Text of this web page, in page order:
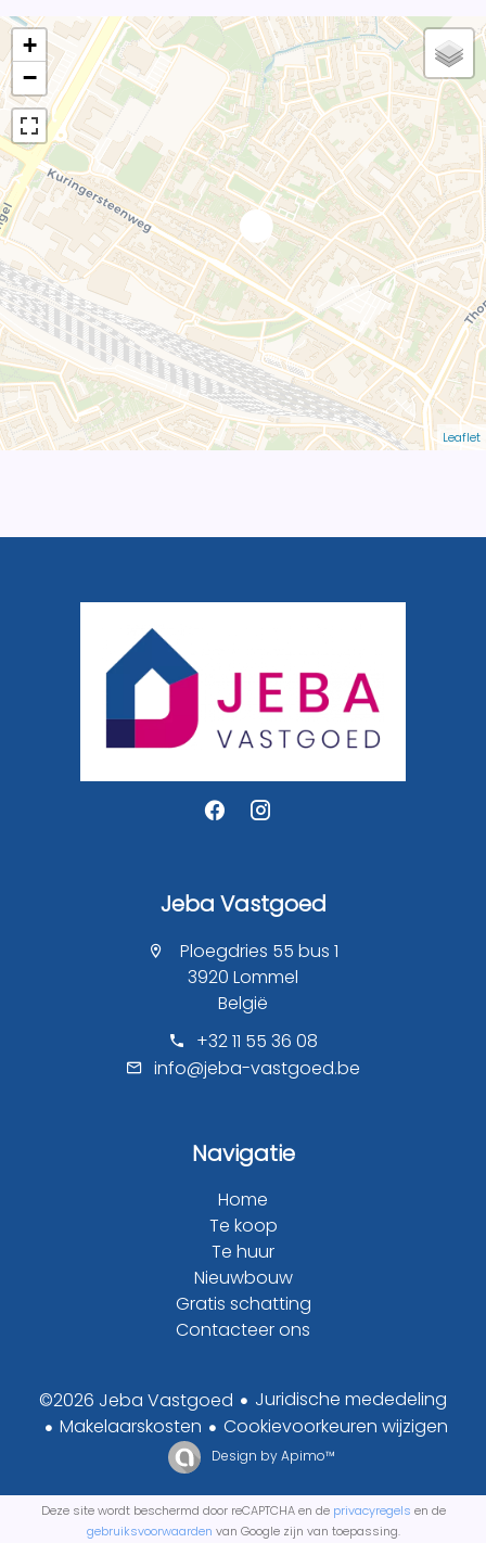
+
−
Leaflet
Jeba Vastgoed
Ploegdries 55 bus 1
3920 Lommel
België
+32 11 55 36 08
info@jeba-vastgoed.be
Navigatie
Home
Te koop
Te huur
Nieuwbouw
Gratis schatting
Contacteer ons
©2026 Jeba Vastgoed
Juridische mededeling
Makelaarskosten
Cookievoorkeuren wijzigen
Design byApimo™
Deze site wordt beschermd door reCAPTCHA en de privacyregels en de
gebruiksvoorwaarden van Google zijn van toepassing.